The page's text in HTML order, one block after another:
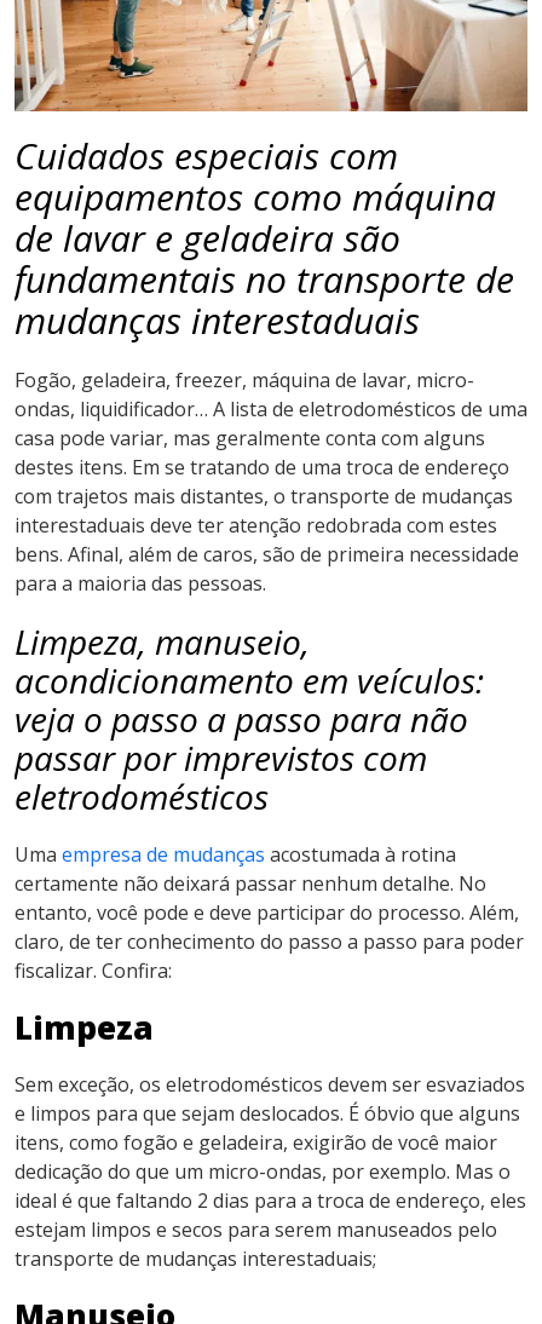
Cuidados especiais com
equipamentos como máquina
de lavar e geladeira são
fundamentais no transporte de
mudanças interestaduais
Fogão, geladeira, freezer, máquina de lavar, micro-
ondas, liquidificador… A lista de eletrodomésticos de uma
casa pode variar, mas geralmente conta com alguns
destes itens. Em se tratando de uma troca de endereço
com trajetos mais distantes, o transporte de mudanças
interestaduais deve ter atenção redobrada com estes
bens. Afinal, além de caros, são de primeira necessidade
para a maioria das pessoas.
Limpeza, manuseio,
acondicionamento em veículos:
veja o passo a passo para não
passar por imprevistos com
eletrodomésticos
Uma empresa de mudanças acostumada à rotina
certamente não deixará passar nenhum detalhe. No
entanto, você pode e deve participar do processo. Além,
claro, de ter conhecimento do passo a passo para poder
fiscalizar. Confira:
Limpeza
Sem exceção, os eletrodomésticos devem ser esvaziados
e limpos para que sejam deslocados. É óbvio que alguns
itens, como fogão e geladeira, exigirão de você maior
dedicação do que um micro-ondas, por exemplo. Mas o
ideal é que faltando 2 dias para a troca de endereço, eles
estejam limpos e secos para serem manuseados pelo
transporte de mudanças interestaduais;
Manuseio